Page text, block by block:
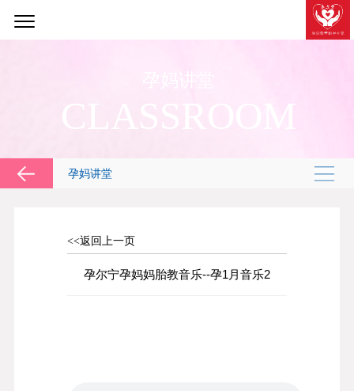
孕妈讲堂
CLASSROOM
孕妈讲堂
<<返回上一页
孕尔宁孕妈妈胎教音乐--孕1月音乐2